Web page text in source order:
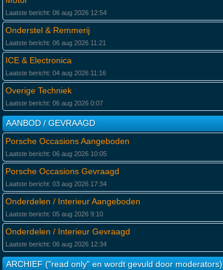
Laatste bericht: 06 aug 2026 12:54
Onderstel & Remmerij
Laatste bericht: 06 aug 2026 11:21
ICE & Electronica
Laatste bericht: 04 aug 2026 11:16
Overige Techniek
Laatste bericht: 06 aug 2026 0:07
AANBOD / GEVRAAGD
Porsche Occasions Aangeboden
Laatste bericht: 06 aug 2026 10:05
Porsche Occasions Gevraagd
Laatste bericht: 03 aug 2026 17:34
Onderdelen / Interieur Aangeboden
Laatste bericht: 05 aug 2026 9:10
Onderdelen / Interieur Gevraagd
Laatste bericht: 06 aug 2026 12:34
ARCHIEF ("read only" en wordt gevuld door moderators)